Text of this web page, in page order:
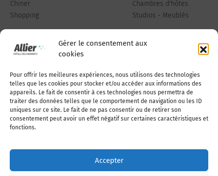
Gérer le consentement aux
cookies
Pour offrir les meilleures expériences, nous utilisons des technologies
telles que les cookies pour stocker et/ou accéder aux informations des
appareils. Le fait de consentir à ces technologies nous permettra de
traiter des données telles que le comportement de navigation ou les ID
uniques sur ce site. Le fait de ne pas consentir ou de retirer son
consentement peut avoir un effet négatif sur certaines caractéristiques et
fonctions.
Accepter
Chiner
Shopping
Chambres d'hôtes
Studios - Meublés
Qui sommes-nous Publiez votre annonce
Adhérer à l’association Nous contacter